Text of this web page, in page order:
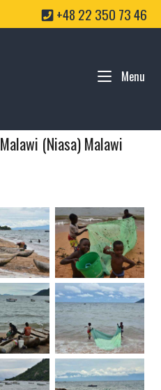
+48 22 350 73 46
Menu
(Niasa) Malawi